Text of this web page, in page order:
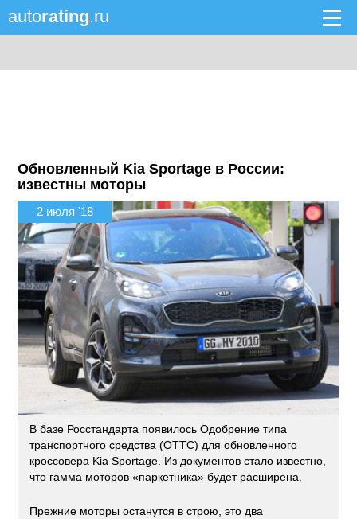
autorating.ru
Обновленный Kia Sportage в России:
известны моторы
2 июля '18
В базе Росстандарта появилось Одобрение типа
транспортного средства (ОТТС) для обновленного
кроссовера Kia Sportage. Из документов стало известно,
что гамма моторов «паркетника» будет расширена.
Прежние моторы останутся в строю, это два